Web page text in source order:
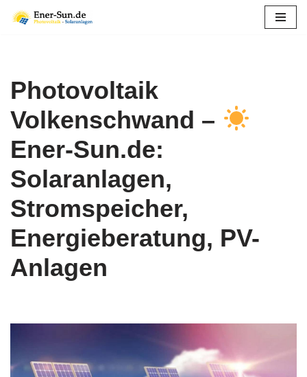
Photovoltaik
Volkenschwand –
Ener-Sun.de:
Solaranlagen,
Stromspeicher,
Energieberatung, PV-
Anlagen